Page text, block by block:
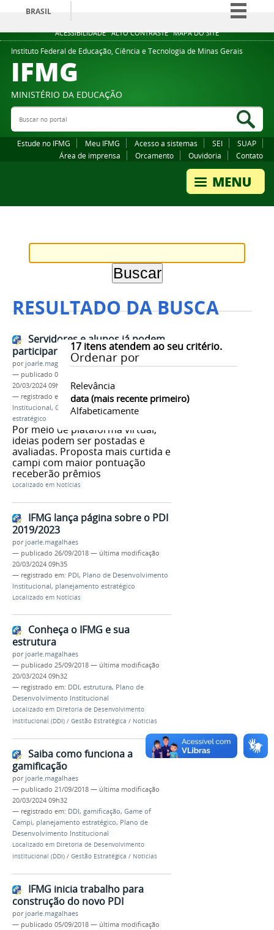
ACESSIBILIDADE ALTO CONTRASTE MAPA DO SITE
BRASIL
Simplifique!
Comunica BR
Legislação
Instituto Federal de Educação, Ciência e Tecnologia de Minas Gerais
IFMG
MINISTÉRIO DA EDUCAÇÃO
Buscar no portal
Estude no IFMG Meu IFMG Acesso a sistemas SEI
SUAP
Área de imprensa
Orcamento Ouvidoria Contato
RESULTADO DA BUSCA
17itens atendem ao seu critério.
Ordenar por
Relevância
data (mais recente primeiro)
Alfabeticamente
Servidores e alunos já podem
participar do Game of Campi
por joarle.magalhaes
— publicado 01/10/2018
20/03/2024 09h31
— registrado em:
PDI,Plano de Desenvolvimento
Institucional, Game of Campi
planejamento
estratégico
Por meio de plataforma virtual,
ideias podem ser postadas e
avaliadas. Proposta mais curtida e
campi com maior pontuação
receberão prêmios
Localizado em Notícias
IFMG lança página sobre o PDI
2019/2023
por joarle.magalhaes
— publicado 26/09/2018 — última modificação
20/03/2024 09h35
— registrado em: PDI, Plano de Desenvolvimento
Institucional, planejamento estratégico
Localizado em Notícias
Conheça o IFMG e sua
estrutura
por joarle.magalhaes
— publicado 25/09/2018 — última modificação
20/03/2024 09h32
— registrado em: DDI, estrutura, Plano de
Desenvolvimento Institucional
Localizado em Diretoria de Desenvolvimento
Institucional (DDI) / Gestão Estratégica / Noticias
Saiba como funciona a
gamificação
por joarle.magalhaes
— publicado 21/09/2018 — última modificação
20/03/2024 09h32
— registrado em: DDI, gamificação, Game of
Campi, planejamento estratégico, Plano de
Desenvolvimento Institucional
Localizado em Diretoria de Desenvolvimento
Institucional (DDI) / Gestão Estratégica / Noticias
IFMG inicia trabalho para
construção do novo PDI
por joarle.magalhaes
— publicado 05/09/2018 — última modificação